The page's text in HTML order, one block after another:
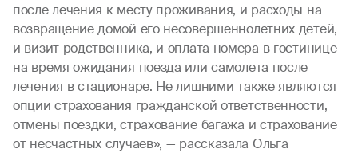
после лечения к месту проживания, и расходы на
возвращение домой его несовершеннолетних детей,
и визит родственника, и оплата номера в гостинице
на время ожидания поезда или самолета после
лечения в стационаре. Не лишними также являются
опции страхования гражданской ответственности,
отмены поездки, страхование багажа и страхование
от несчастных случаев», — рассказала Ольга